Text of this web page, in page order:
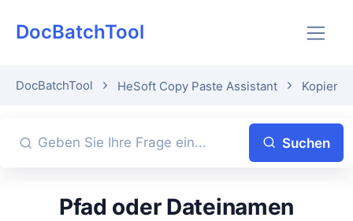
DocBatchTool
DocBatchTool HeSoft Copy Paste Assistant
Suchen
Pfad oder Dateinamen